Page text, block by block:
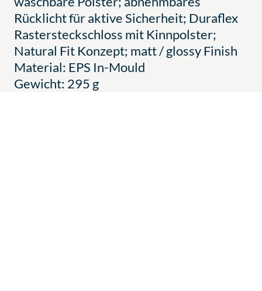
Rücklicht für aktive Sicherheit; Duraflex
Rastersteckschloss mit Kinnpolster;
Natural Fit Konzept; matt / glossy Finish
Material: EPS In-Mould
Gewicht: 295 g